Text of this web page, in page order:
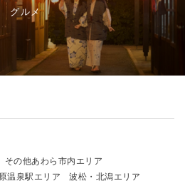
グルメ
その他あわら市内エリア
温泉駅エリア
波松・北潟エリア